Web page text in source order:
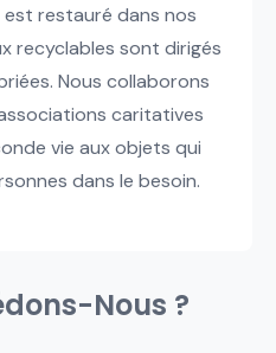
restauré dans nos
recyclables sont dirigés
Nous collaborons
caritatives
vie aux objets qui
dans le besoin.
Nous ?